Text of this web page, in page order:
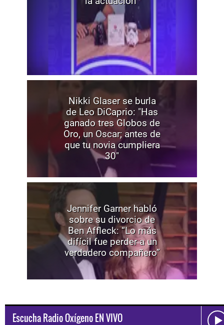
Nikki Glaser se burla
de Leo DiCaprio: "Has
ganado tres Globos de
Oro, un Oscar; antes de
que tu novia cumpliera
30"
Jennifer Garner habló
sobre su divorcio de
Ben Affleck: “Lo más
difícil fue perder a un
verdadero compañero”
Escucha Radio Oxígeno EN VIVO